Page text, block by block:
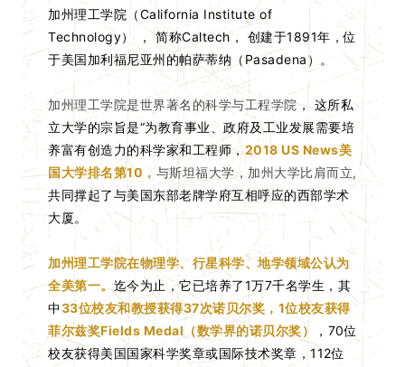
加州理工学院（California Institute of
Technology） ， 简称Caltech， 创建于1891年，位
于美国加利福尼亚州的帕萨蒂纳（Pasadena）。
加州理工学院是世界著名的科学与工程学院， 这所私
立大学的宗旨是“为教育事业、政府及工业发展需要培
养富有创造力的科学家和工程师，2018 US News美
国大学排名第10，与斯坦福大学，加州大学比肩而立,
共同撑起了与美国东部老牌学府互相呼应的西部学术
大厦。
加州理工学院在物理学、行星科学、地学领域公认为
全美第一。 迄今为止，它已培养了1万7千名学生，其
中33位校友和教授获得37次诺贝尔奖，1位校友获得
菲尔兹奖Fields Medal（数学界的诺贝尔奖）
，70位
校友获得美国国家科学奖章或国际技术奖章，112位